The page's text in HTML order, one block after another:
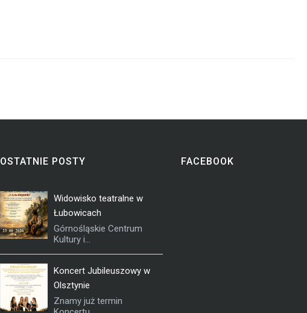
OSTATNIE POSTY
Widowisko teatralne w
Łubowicach
Górnośląskie Centrum
Kultury i...
Koncert Jubileuszowy w
Olsztynie
Znamy już termin
FACEBOOK